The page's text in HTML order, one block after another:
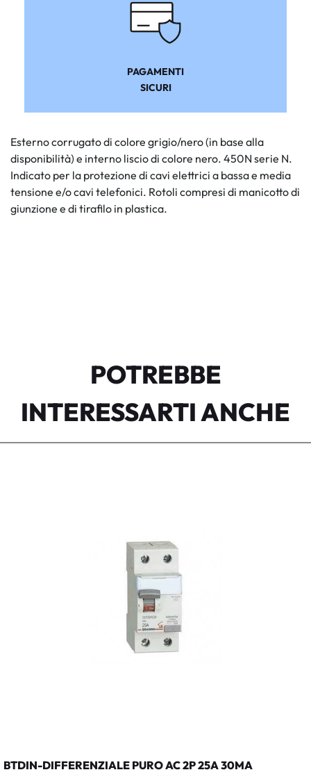
PAGAMENTI
SICURI
Esterno corrugato di colore grigio/nero (in base alla
disponibilità) e interno liscio di colore nero. 450N serie N.
Indicato per la protezione di cavi elettrici a bassa e media
tensione e/o cavi telefonici. Rotoli compresi di manicotto di
giunzione e di tirafilo in plastica.
POTREBBE
INTERESSARTI ANCHE
BTDIN-DIFFERENZIALE PURO AC 2P 25A 30MA